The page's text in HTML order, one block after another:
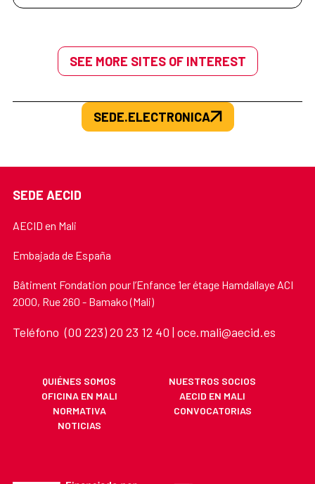
SEE MORE SITES OF INTEREST
SEDE.ELECTRONICA
SEDE AECID
AECID en Mali
Embajada de España
Bâtiment Fondation pour l’Enfance 1er étage Hamdallaye ACI
2000, Rue 260 - Bamako (Mali)
Teléfono (00 223) 20 23 12 40 | oce.mali@aecid.es
QUIÉNES SOMOS
NUESTROS SOCIOS
OFICINA EN MALI
AECID EN MALI
NORMATIVA
CONVOCATORIAS
NOTICIAS